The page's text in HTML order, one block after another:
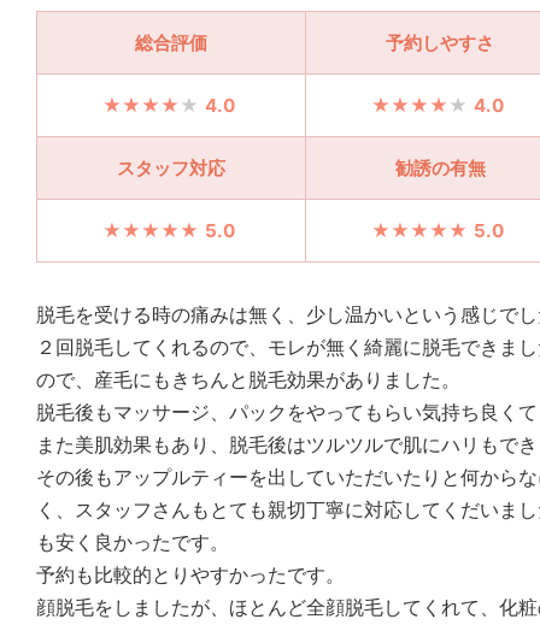
総合評価 予約しやすさ
4.0 4.0
スタッフ対応 勧誘の有無
5.0 5.0
脱毛を受ける時の痛みは無く、少し温かいという感じで
２回脱毛してくれるので、モレが無く綺麗に脱毛できま
ので、産毛にもきちんと脱毛効果がありました。
脱毛後もマッサージ、パックをやってもらい気持ち良く
また美肌効果もあり、脱毛後はツルツルで肌にハリもで
その後もアップルティーを出していただいたりと何から
く、スタッフさんもとても親切丁寧に対応してくだいま
も安く良かったです。
予約も比較的とりやすかったです。
顔脱毛をしましたが、ほとんど全顔脱毛してくれて、化